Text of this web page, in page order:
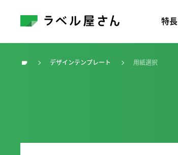
特長
トップ デザインテンプレート 用紙選択